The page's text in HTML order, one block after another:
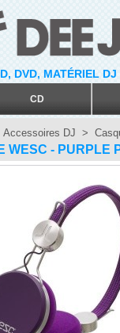
DVD, MATÉRIEL
CD
Accessoires DJ >
WESC - PURPLE